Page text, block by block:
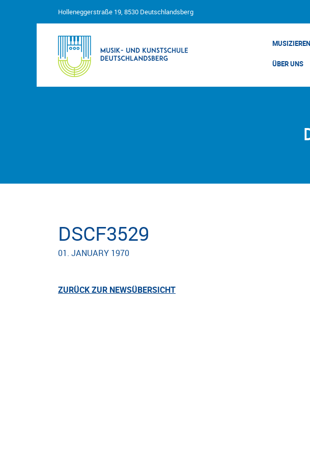
Holleneggerstraße 19, 8530 Deutschlandsberg
ÜBER UNS
DSCF3529
01. JANUARY 1970
ZURÜCK ZUR NEWSÜBERSICHT